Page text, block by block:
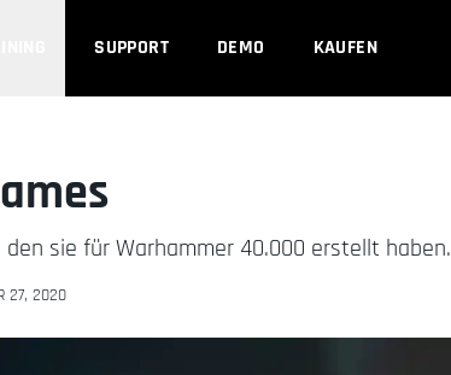
SUPPORT DEMO KAUFEN
sie für Warhammer 40.000 erstellt haben.
27, 2020